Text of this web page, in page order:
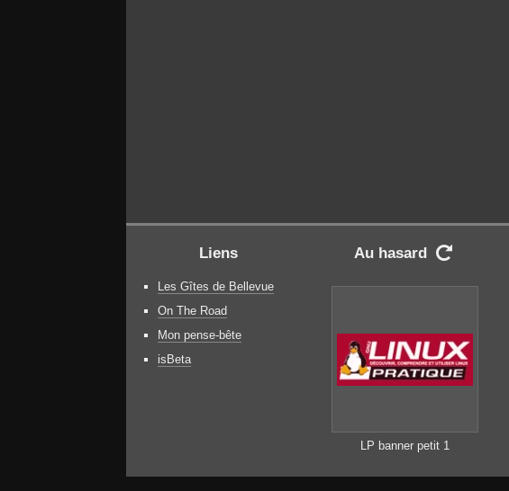
Liens
Les Gîtes de Bellevue
On The Road
Mon pense-bête
isBeta
Au hasard 
LP banner petit 1